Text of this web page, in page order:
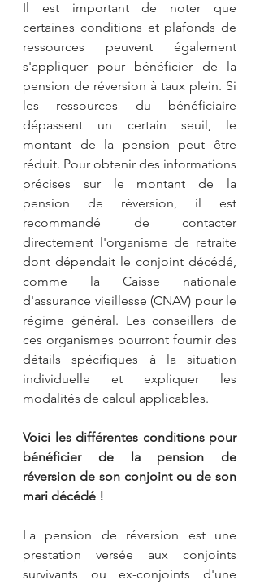
Il est important de noter que
certaines conditions et plafonds de
ressources peuvent également
s'appliquer pour bénéficier de la
pension de réversion à taux plein. Si
les ressources du bénéficiaire
dépassent un certain seuil, le
montant de la pension peut être
réduit. Pour obtenir des informations
précises sur le montant de la
pension de réversion, il est
recommandé de contacter
directement l'organisme de retraite
dont dépendait le conjoint décédé,
comme la Caisse nationale
d'assurance vieillesse (CNAV) pour le
régime général. Les conseillers de
ces organismes pourront fournir des
détails spécifiques à la situation
individuelle et expliquer les
modalités de calcul applicables.
Voici les différentes conditions pour
bénéficier de la pension de
réversion de son conjoint ou de son
mari décédé !
La pension de réversion est une
prestation versée aux conjoints
survivants ou ex-conjoints d'une